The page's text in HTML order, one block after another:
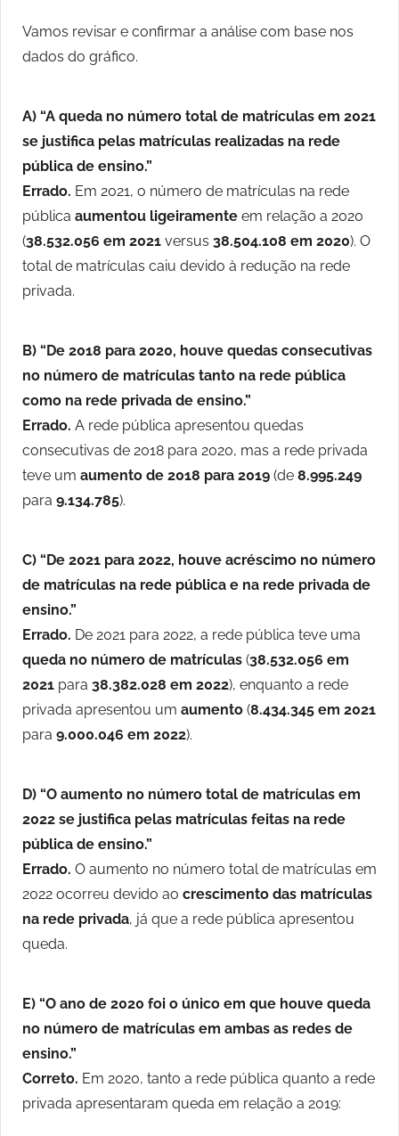
Vamos revisar e confirmar a análise com base nos
dados do gráfico.
A) “A queda no número total de matrículas em 2021
se justifica pelas matrículas realizadas na rede
pública de ensino.”
Errado. Em 2021, o número de matrículas na rede
pública aumentou ligeiramente em relação a 2020
(38.532.056 em 2021 versus 38.504.108 em 2020). O
total de matrículas caiu devido à redução na rede
privada.
B) “De 2018 para 2020, houve quedas consecutivas
no número de matrículas tanto na rede pública
como na rede privada de ensino.”
Errado. A rede pública apresentou quedas
consecutivas de 2018 para 2020, mas a rede privada
teve um aumento de 2018 para 2019 (de 8.995.249
para 9.134.785).
C) “De 2021 para 2022, houve acréscimo no número
de matrículas na rede pública e na rede privada de
ensino.”
Errado. De 2021 para 2022, a rede pública teve uma
queda no número de matrículas (38.532.056 em
2021 para 38.382.028 em 2022), enquanto a rede
privada apresentou um aumento (8.434.345 em 2021
para 9.000.046 em 2022).
D) “O aumento no número total de matrículas em
2022 se justifica pelas matrículas feitas na rede
pública de ensino.”
Errado. O aumento no número total de matrículas em
2022 ocorreu devido ao crescimento das matrículas
na rede privada, já que a rede pública apresentou
queda.
E) “O ano de 2020 foi o único em que houve queda
no número de matrículas em ambas as redes de
ensino.”
Correto. Em 2020, tanto a rede pública quanto a rede
privada apresentaram queda em relação a 2019: